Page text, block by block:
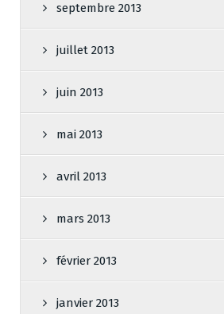
septembre 2013
juillet 2013
juin 2013
mai 2013
avril 2013
mars 2013
février 2013
janvier 2013